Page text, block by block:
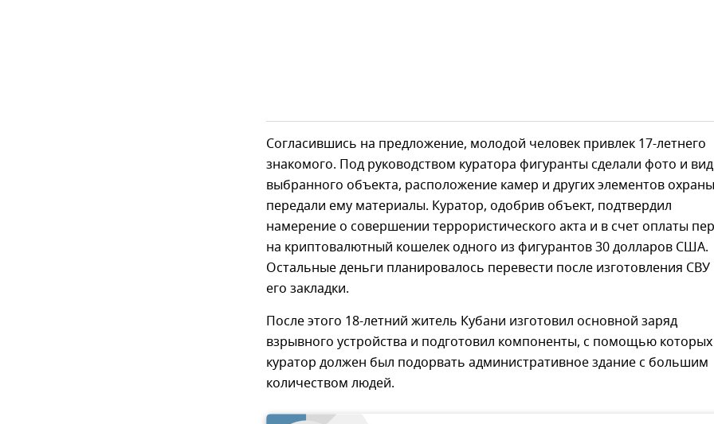
Согласившись на предложение, молодой человек привлек 17-летнего
знакомого. Под руководством куратора фигуранты сделали фото и
выбранного объекта, расположение камер и других элементов
передали ему материалы. Куратор, одобрив объект, подтвердил
намерение о совершении террористического акта и в счет оплаты
на криптовалютный кошелек одного из фигурантов 30 долларов США.
Остальные деньги планировалось перевести после изготовления СВУ
его закладки.
После этого 18-летний житель Кубани изготовил основной заряд
взрывного устройства и подготовил компоненты, с помощью которых
куратор должен был подорвать административное здание с большим
количеством людей.